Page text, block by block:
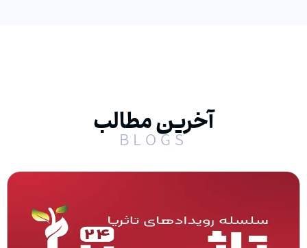
آخرین مطالب
BLOGS